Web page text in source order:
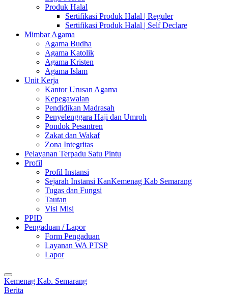
Produk Halal
Sertifikasi Produk Halal | Reguler
Sertifikasi Produk Halal | Self Declare
Mimbar Agama
Agama Budha
Agama Katolik
Agama Kristen
Agama Islam
Unit Kerja
Kantor Urusan Agama
Kepegawaian
Pendidikan Madrasah
Penyelenggara Haji dan Umroh
Pondok Pesantren
Zakat dan Wakaf
Zona Integritas
Pelayanan Terpadu Satu Pintu
Profil
Profil Instansi
Sejarah Instansi KanKemenag Kab Semarang
Tugas dan Fungsi
Tautan
Visi Misi
PPID
Pengaduan / Lapor
Form Pengaduan
Layanan WA PTSP
Lapor
Kemenag Kab. Semarang
Berita